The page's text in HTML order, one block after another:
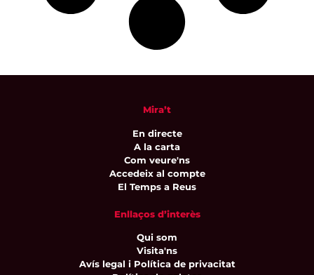
Mira’t
En directe
A la carta
Com veure'ns
Accedeix al compte
El Temps a Reus
Enllaços d’interès
Qui som
Visita'ns
Avís legal i Política de privacitat